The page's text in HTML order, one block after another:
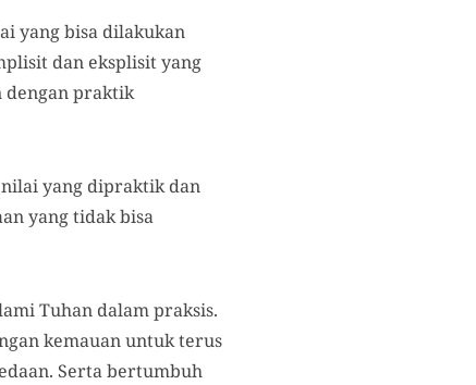
yang bisa dilakukan
dan eksplisit yang
dengan praktik
yang dipraktik dan
yang tidak bisa
Tuhan dalam praksis.
kemauan untuk terus
Serta bertumbuh